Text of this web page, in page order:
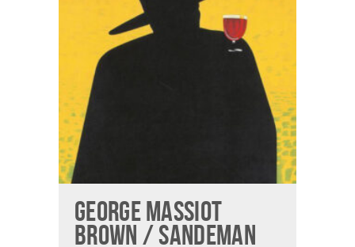
GEORGE MASSIOT
BROWN / SANDEMAN